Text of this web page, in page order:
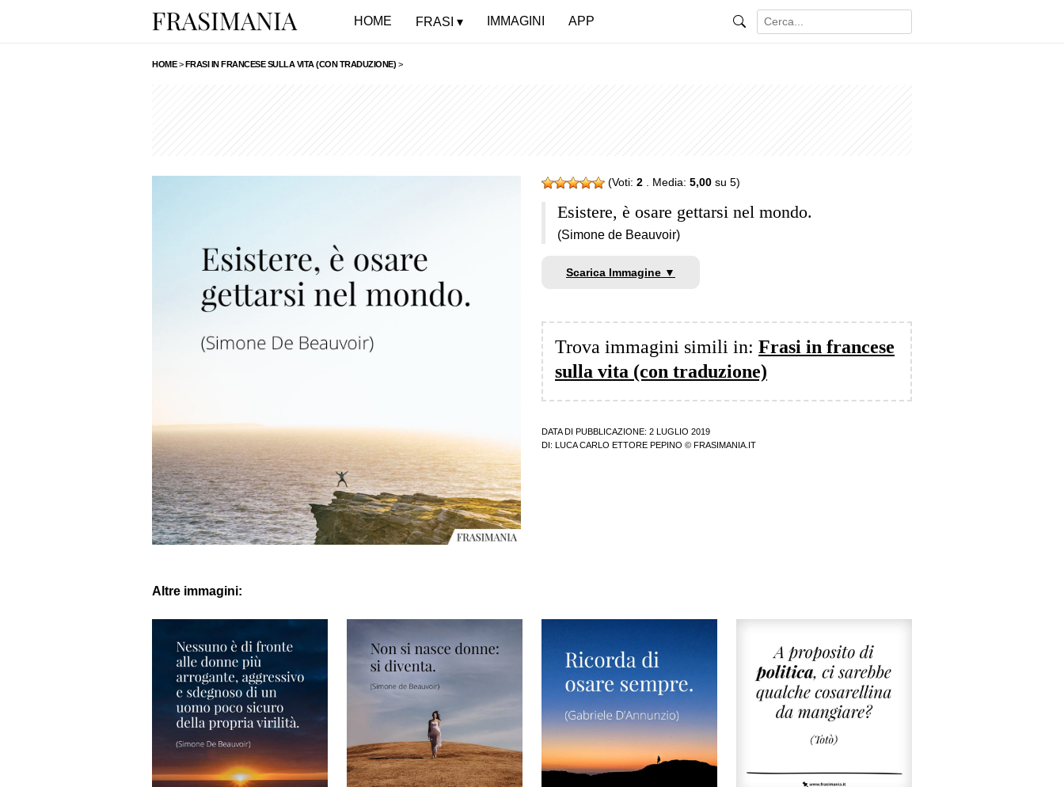
HOME FRASI IMMAGINI APP
HOME>FRASI IN FRANCESE SULLA VITA (CON TRADUZIONE) >
(Voti: 2 . Media: 5,00 su 5)
Esistere, è osare gettarsi nel mondo.
(Simone de Beauvoir)
Scarica Immagine ▼
Trova immagini simili in: Frasi in francese
sulla vita (con traduzione)
DATA DI PUBBLICAZIONE: 2 LUGLIO 2019
DI:
LUCA CARLO ETTORE PEPINO © FRASIMANIA.IT
Altre immagini: